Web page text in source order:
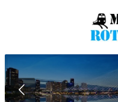
de
hoofdinhoud